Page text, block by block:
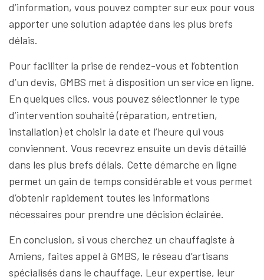
d’information, vous pouvez compter sur eux pour vous
apporter une solution adaptée dans les plus brefs
délais.
Pour faciliter la prise de rendez-vous et l’obtention
d’un devis, GMBS met à disposition un service en ligne.
En quelques clics, vous pouvez sélectionner le type
d’intervention souhaité (réparation, entretien,
installation) et choisir la date et l’heure qui vous
conviennent. Vous recevrez ensuite un devis détaillé
dans les plus brefs délais. Cette démarche en ligne
permet un gain de temps considérable et vous permet
d’obtenir rapidement toutes les informations
nécessaires pour prendre une décision éclairée.
En conclusion, si vous cherchez un chauffagiste à
Amiens, faites appel à GMBS, le réseau d’artisans
spécialisés dans le chauffage. Leur expertise, leur